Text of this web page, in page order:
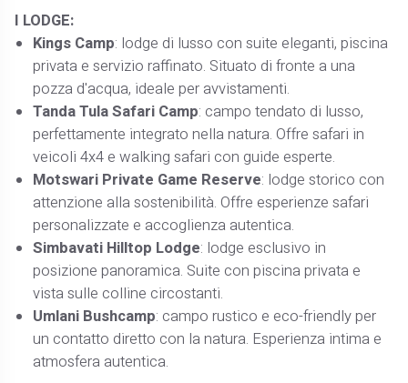
I LODGE:
Kings Camp: lodge di lusso con suite eleganti, piscina
privata e servizio raffinato. Situato di fronte a una
pozza d'acqua, ideale per avvistamenti.
Tanda Tula Safari Camp: campo tendato di lusso,
perfettamente integrato nella natura. Offre safari in
veicoli 4x4 e walking safari con guide esperte.
Motswari Private Game Reserve: lodge storico con
attenzione alla sostenibilità. Offre esperienze safari
personalizzate e accoglienza autentica.
Simbavati Hilltop Lodge: lodge esclusivo in
posizione panoramica. Suite con piscina privata e
vista sulle colline circostanti.
Umlani Bushcamp: campo rustico e eco-friendly per
un contatto diretto con la natura. Esperienza intima e
atmosfera autentica.